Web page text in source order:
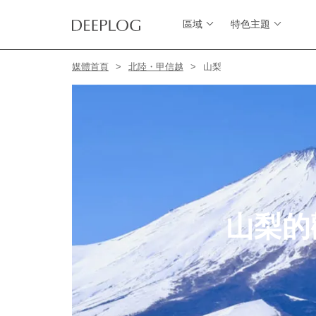
區域 特色主題
媒體首頁 北陸・甲信越 山梨
山梨